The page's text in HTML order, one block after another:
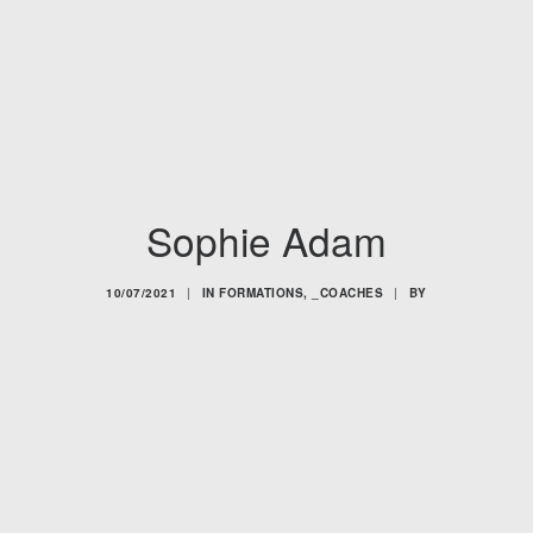
Sophie Adam
10/07/2021 | INFORMATIONS, _COACHES | BY